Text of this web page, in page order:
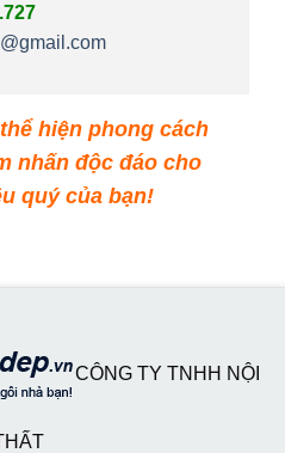
hiện phong cách
nhấn độc đáo cho
quý của bạn!
CÔNG TY TNHH NỘI